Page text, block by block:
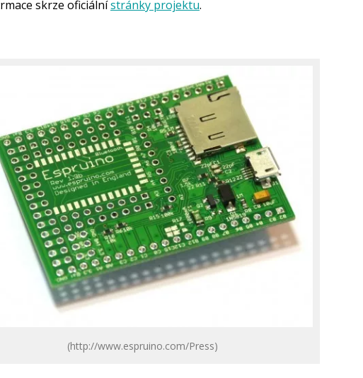
skrze oficiálnístránky projektu.
(http://www.espruino.com/Press)